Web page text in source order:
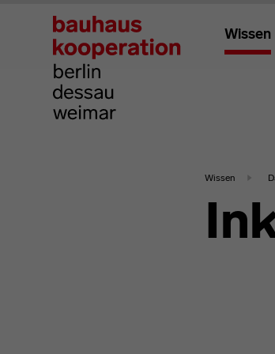
Wissen
Wissen